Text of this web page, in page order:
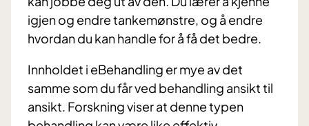
igjen og endre tankemønstre, og å endre
hvordan du kan handle for å få det bedre.
Innholdet i eBehandling er mye av det
samme som du får ved behandling ansikt til
ansikt. Forskning viser at denne typen